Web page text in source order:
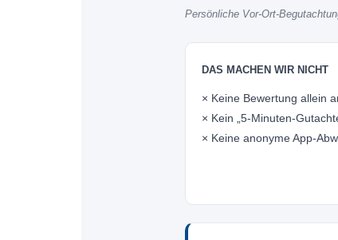
Persönliche Vor-Ort-
DAS MACHEN WIR NICHT
× Keine Bewertung allein
× Kein „5-Minuten-
× Keine anonyme App-